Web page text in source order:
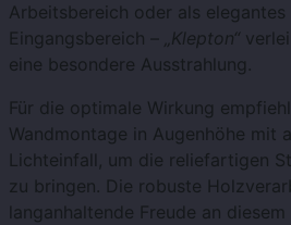
Arbeitsbereich oder als elegantes
Eingangsbereich –
„Klepton“
eine besondere Ausstrahlung.
Für die optimale Wirkung
Wandmontage in Augenhöhe mit
Lichteinfall, um die reliefartigen
zu bringen. Die robuste
langanhaltende Freude an